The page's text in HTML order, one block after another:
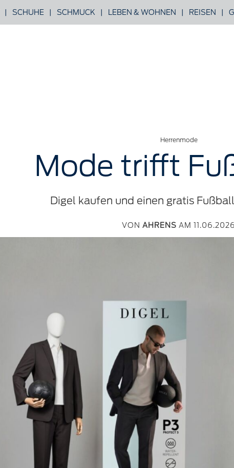
| SCHUHE | SCHMUCK | LEBEN & WOHNEN | REISEN |
Herrenmode
Mode trifft
Digel kaufen und einen gratis
VONAHRENS AM 11.06.2026